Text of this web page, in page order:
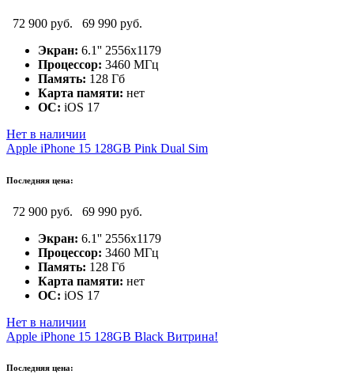
72 900 руб.
69 990 руб.
Экран: 6.1'' 2556x1179
Процессор: 3460 МГц
Память: 128 Гб
Карта памяти: нет
ОС: iOS 17
Нет в наличии
Apple iPhone 15 128GB Pink Dual Sim
Последняя цена:
72 900 руб.
69 990 руб.
Экран: 6.1'' 2556x1179
Процессор: 3460 МГц
Память: 128 Гб
Карта памяти: нет
ОС: iOS 17
Нет в наличии
Apple iPhone 15 128GB Black Витрина!
Последняя цена: